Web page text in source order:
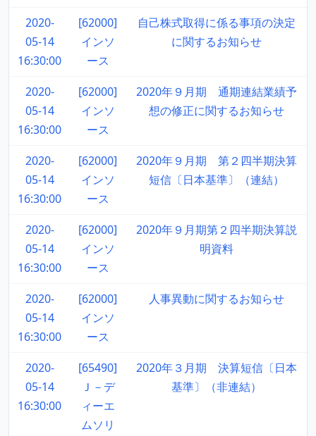
2020-
05-14
16:30:00
[62000]
インソ
ース
自己株式取得に係る事項の決定
に関するお知らせ
2020-
05-14
16:30:00
[62000]
インソ
ース
2020年９月期 通期連結業績予
想の修正に関するお知らせ
2020-
05-14
16:30:00
[62000]
インソ
ース
2020年９月期 第２四半期決算
短信〔日本基準〕（連結）
2020-
05-14
16:30:00
[62000]
インソ
ース
2020年９月期第２四半期決算説
明資料
2020-
05-14
16:30:00
[62000]
インソ
ース
人事異動に関するお知らせ
2020-
05-14
16:30:00
[65490]
Ｊ－デ
ィーエ
ムソリ
2020年３月期 決算短信〔日本
基準〕（非連結）